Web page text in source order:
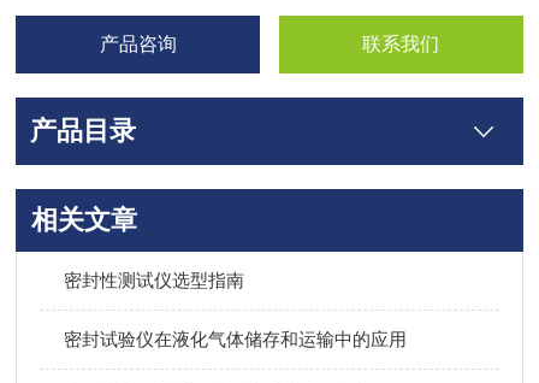
产品咨询 联系我们
产品目录
相关文章
密封性测试仪选型指南
密封试验仪在液化气体储存和运输中的应用